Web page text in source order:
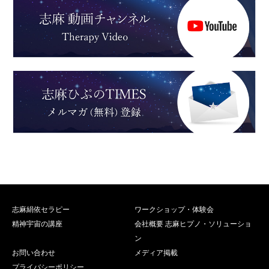
志麻絹依セラピー
ワークショップ・体験会
精神宇宙の講座
会社概要 志麻ヒプノ・ソリューショ
ン
お問い合わせ
メディア掲載
プライバシーポリシー